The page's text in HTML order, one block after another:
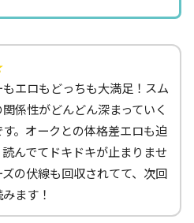
エロもどっちも大満足！スム
係性がどんどん深まっていく
。オークとの体格差エロも迫
んでてドキドキが止まりませ
の伏線も回収されてて、次回
ます！